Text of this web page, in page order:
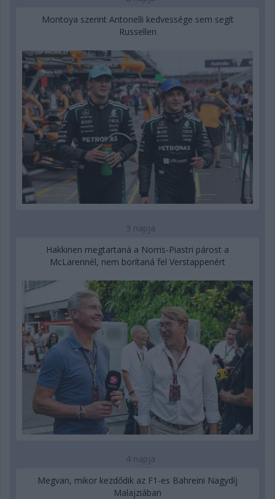
Montoya szerint Antonelli kedvessége sem segít
Russellen
3 napja
Hakkinen megtartaná a Norris-Piastri párost a
McLarennél, nem borítaná fel Verstappenért
4 napja
Megvan, mikor kezdődik az F1-es Bahreini Nagydíj
Malajziában